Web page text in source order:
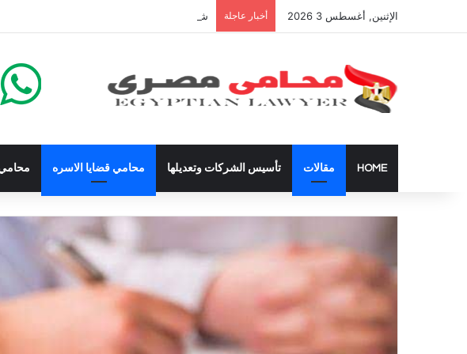
الإثنين, أغسطس 3 2026 أخبار عاجلة شراء العقارات داخل الكومباوندات تحت
HOME مقالات تأسيس الشركات وتعديلها محامي قضايا الاسره